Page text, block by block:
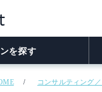
を探す
コンサルティング